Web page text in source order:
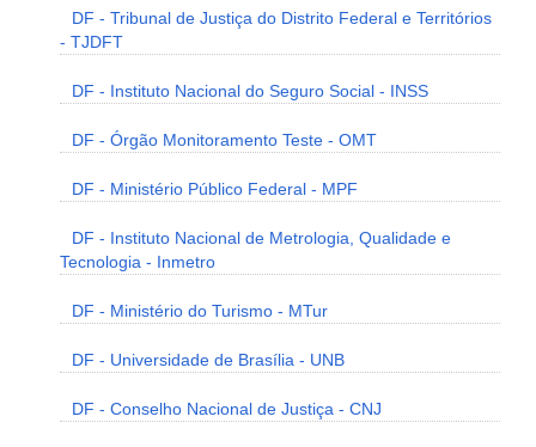
DF - Tribunal de Justiça do Distrito Federal e Territórios
- TJDFT
DF - Instituto Nacional do Seguro Social - INSS
DF - Órgão Monitoramento Teste - OMT
DF - Ministério Público Federal - MPF
DF - Instituto Nacional de Metrologia, Qualidade e
Tecnologia - Inmetro
DF - Ministério do Turismo - MTur
DF - Universidade de Brasília - UNB
DF - Conselho Nacional de Justiça - CNJ